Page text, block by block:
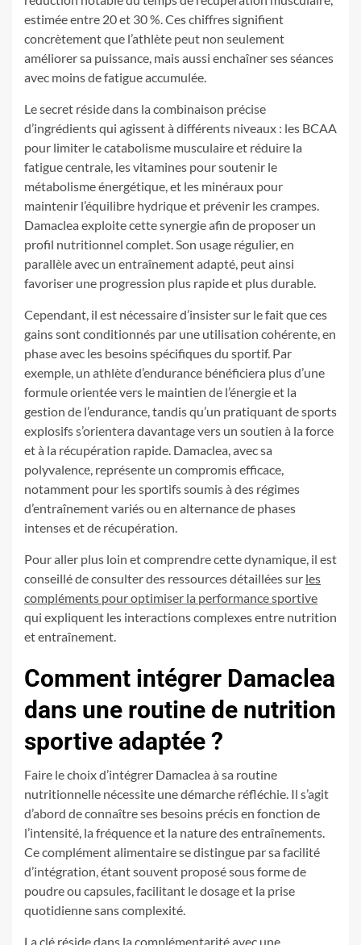
estimée entre 20 et 30 %. Ces chiffres signifient
concrètement que l’athlète peut non seulement
améliorer sa puissance, mais aussi enchaîner ses séances
avec moins de fatigue accumulée.
Le secret réside dans la combinaison précise
d’ingrédients qui agissent à différents niveaux : les BCAA
pour limiter le catabolisme musculaire et réduire la
fatigue centrale, les vitamines pour soutenir le
métabolisme énergétique, et les minéraux pour
maintenir l’équilibre hydrique et prévenir les crampes.
Damaclea exploite cette synergie afin de proposer un
profil nutritionnel complet. Son usage régulier, en
parallèle avec un entraînement adapté, peut ainsi
favoriser une progression plus rapide et plus durable.
Cependant, il est nécessaire d’insister sur le fait que ces
gains sont conditionnés par une utilisation cohérente, en
phase avec les besoins spécifiques du sportif. Par
exemple, un athlète d’endurance bénéficiera plus d’une
formule orientée vers le maintien de l’énergie et la
gestion de l’endurance, tandis qu’un pratiquant de sports
explosifs s’orientera davantage vers un soutien à la force
et à la récupération rapide. Damaclea, avec sa
polyvalence, représente un compromis efficace,
notamment pour les sportifs soumis à des régimes
d’entraînement variés ou en alternance de phases
intenses et de récupération.
Pour aller plus loin et comprendre cette dynamique, il est
conseillé de consulter des ressources détaillées sur les
compléments pour optimiser la performance sportive
qui expliquent les interactions complexes entre nutrition
et entraînement.
Comment intégrer Damaclea
dans une routine de nutrition
sportive adaptée ?
Faire le choix d’intégrer Damaclea à sa routine
nutritionnelle nécessite une démarche réfléchie. Il s’agit
d’abord de connaître ses besoins précis en fonction de
l’intensité, la fréquence et la nature des entraînements.
Ce complément alimentaire se distingue par sa facilité
d’intégration, étant souvent proposé sous forme de
poudre ou capsules, facilitant le dosage et la prise
quotidienne sans complexité.
La clé réside dans la complémentarité avec une